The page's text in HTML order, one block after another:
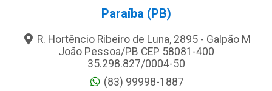
Paraíba (PB)
R. Hortêncio Ribeiro de Luna, 2895 - Galpão M
João Pessoa/PB CEP 58081-400
35.298.827/0004-50
(83) 99998-1887